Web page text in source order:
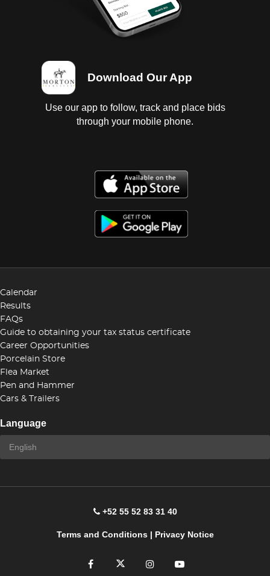
Download Our App
Use our app to follow, track and place bids
through your mobile phone.
Calendar
Results
FAQs
Guide to obtaining your tax status certificate
Career Opportunities
Porcelain Store
Flea Market
Pen and Hammer
Cars & Trailers
Language
+52 55 52 83 31 40
Terms and Conditions| Privacy Notice